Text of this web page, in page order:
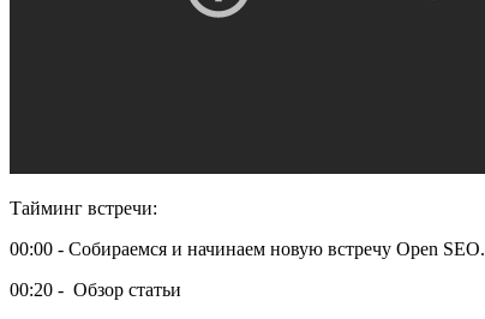
Тайминг встречи:
00:00 - Собираемся и начинаем новую встречу Open SEO.
00:20 - Обзор статьи